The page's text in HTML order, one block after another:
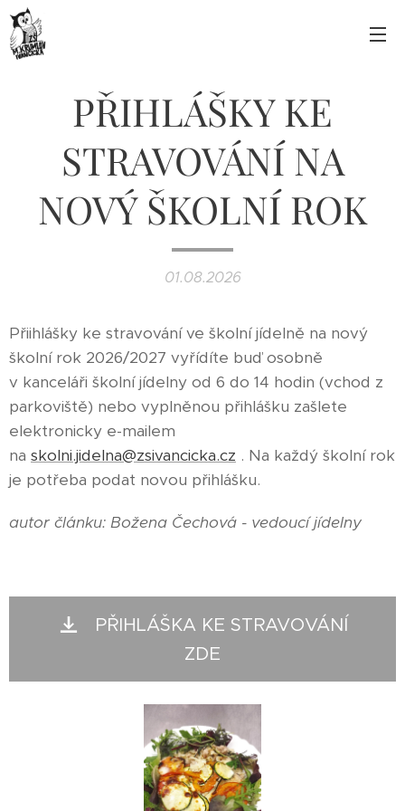
PŘIHLÁŠKY KE
STRAVOVÁNÍ NA
NOVÝ ŠKOLNÍ ROK
01.08.2026
Přiihlášky ke stravování ve školní jídelně na nový
školní rok 2026/2027 vyřídíte buď osobně
v kanceláři školní jídelny od 6 do 14 hodin (vchod z
parkoviště) nebo vyplněnou přihlášku zašlete
elektronicky e-mailem
na skolni.jidelna@zsivancicka.cz . Na každý školní rok
je potřeba podat novou přihlášku.
autor článku: Božena Čechová - vedoucí jídelny
PŘIHLÁŠKA KE STRAVOVÁNÍ
ZDE